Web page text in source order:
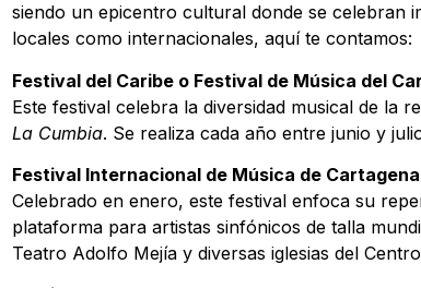
siendo un epicentro cultural donde se celebran
locales como internacionales, aquí te contamos:
Festival del Caribe o Festival de Música del
Este festival celebra la diversidad musical de la
La Cumbia. Se realiza cada año entre junio y
Festival Internacional de Música de Cartagena
Celebrado en enero, este festival enfoca su
plataforma para artistas sinfónicos de talla
Teatro Adolfo Mejía y diversas iglesias del